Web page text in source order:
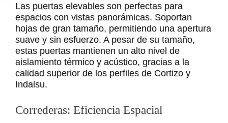
Las puertas elevables son perfectas para
espacios con vistas panorámicas. Soportan
hojas de gran tamaño, permitiendo una apertura
suave y sin esfuerzo. A pesar de su tamaño,
estas puertas mantienen un alto nivel de
aislamiento térmico y acústico, gracias a la
calidad superior de los perfiles de Cortizo y
Indalsu.
Correderas: Eficiencia Espacial